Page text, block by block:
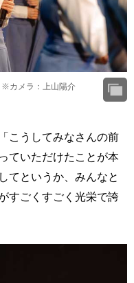
メラ：上山陽介
こうしてみなさんの前
ていただけたことが本
てというか、みんなと
すごくすごく光栄で誇